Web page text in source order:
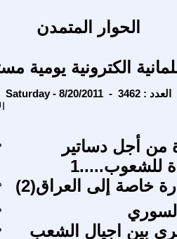
الحوار المتمدن
الكترونية يومية
Saturday - 8/20/2011 - العدد : 3462
ثورة من أجل دساتير
للشعوب.....1
خاصة إلى العراق(2)
بين اجيال الشعب